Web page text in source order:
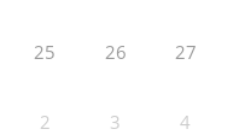
25 26 27
2 3 4